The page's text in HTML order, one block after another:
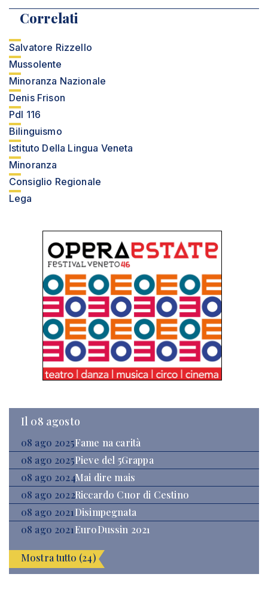
Correlati
Salvatore Rizzello
Mussolente
Minoranza Nazionale
Denis Frison
Pdl 116
Bilinguismo
Istituto Della Lingua Veneta
Minoranza
Consiglio Regionale
Lega
Il 08 agosto
08 ago 2025Fame na carità
08 ago 2025Pieve del 5Grappa
08 ago 2024Mai dire mais
08 ago 2022Riccardo Cuor di Cestino
08 ago 2021Disimpegnata
08 ago 2021EuroDussin 2021
Mostra tutto (24)